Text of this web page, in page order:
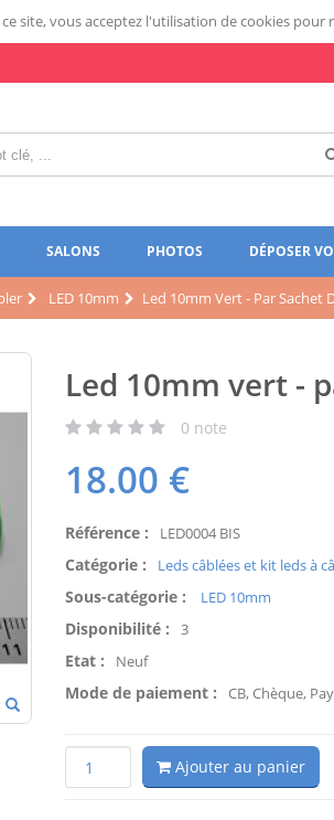
site, vous acceptez l'utilisation de cookies pour
SALONS PHOTOS DÉPOSER
LED 10mm Led 10mm Vert - Par Sachet
Led 10mm vert -
0 note
18.00 €
Référence : LED0004 BIS
Catégorie : Leds câblées et kit leds à
Sous-catégorie : LED 10mm
Disponibilité : 3
Etat : Neuf
Mode de paiement : CB, Chèque,
Ajouter au panier